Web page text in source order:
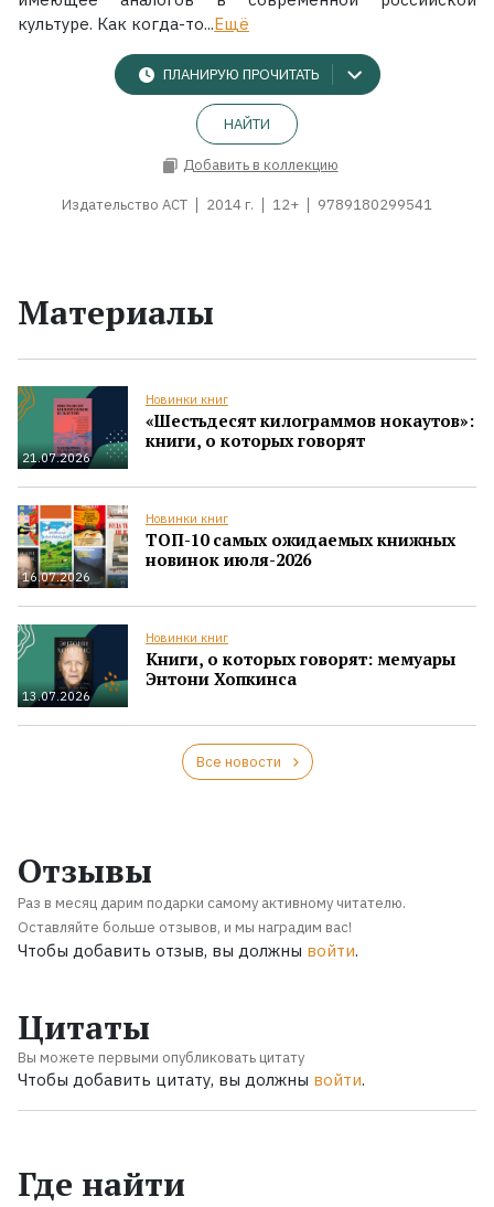
культуре. Как когда-то...Ещё
ПЛАНИРУЮ ПРОЧИТАТЬ
НАЙТИ
Добавить в коллекцию
Издательство АСТ 2014 г. 12+ 9789180299541
Материалы
21.07.2026
Новинки книг
«Шестьдесят килограммов нокаутов»:
книги, о которых говорят
16.07.2026
Новинки книг
ТОП-10 самых ожидаемых книжных
новинок июля-2026
13.07.2026
Новинки книг
Книги, о которых говорят: мемуары
Энтони Хопкинса
Все новости
Отзывы
Раз в месяц дарим подарки самому активному читателю.
Оставляйте больше отзывов, и мы наградим вас!
Чтобы добавить отзыв, вы должны войти.
Цитаты
Вы можете первыми опубликовать цитату
Чтобы добавить цитату, вы должны войти.
Где найти